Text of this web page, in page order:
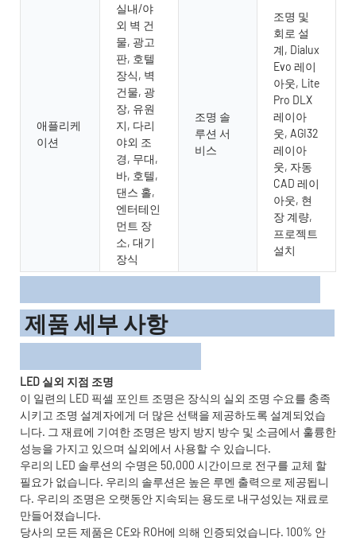
애플리케
이션
실내/야
외 벽 건
물, 광고
판, 호텔
장식, 벽
건물, 광
장, 유원
지, 다리
야외 조
경, 무대,
바, 호텔,
댄스 홀,
엔터테인
먼트 장
소, 대기
장식
조명 솔
루션 서
비스
조명 및
회로 설
계, Dialux
Evo 레이
아웃, Lite
Pro DLX
레이아
웃, AGI32
레이아
웃, 자동
CAD 레이
아웃, 현
장 계량,
프로젝트
설치
제품 세부 사항
LED 실외 지점 조명
이 일련의 LED 픽셀 포인트 조명은 장식의 실외 조명 수요를 충족
시키고 조명 설계자에게 더 많은 선택을 제공하도록 설계되었습
니다. 그 재료에 기여한 조명은 방지 방지 방수 및 소금에서 훌륭한
성능을 가지고 있으며 실외에서 사용할 수 있습니다.
우리의 LED 솔루션의 수명은 50,000 시간이므로 전구를 교체 할
필요가 없습니다. 우리의 솔루션은 높은 루멘 출력으로 제공됩니
다. 우리의 조명은 오랫동안 지속되는 용도로 내구성있는 재료로
만들어졌습니다.
당사의 모든 제품은 CE와 ROH에 의해 인증되었습니다. 100% 안